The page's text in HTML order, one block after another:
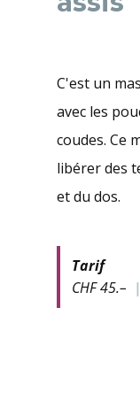
C'est un
avec les
coudes. Ce
libérer des
et du dos.
Tarif
CHF 45.– |